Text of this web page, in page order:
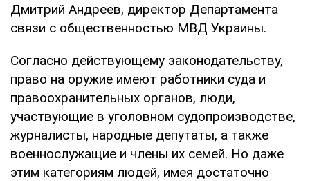
Дмитрий Андреев, директор Департамента
связи с общественностью МВД Украины.
Согласно действующему законодательству,
право на оружие имеют работники суда и
правоохранительных органов, люди,
участвующие в уголовном судопроизводстве,
журналисты, народные депутаты, а также
военнослужащие и члены их семей. Но даже
этим категориям людей, имея достаточно